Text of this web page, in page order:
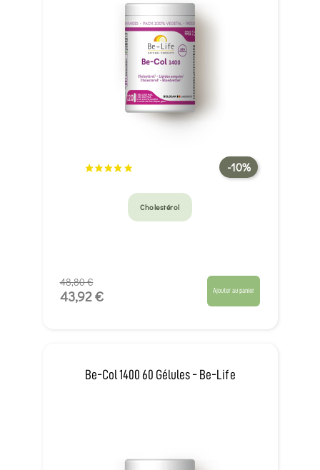
-10%
Cholestérol
48,80 €
43,92 € Ajouter au panier
Be-Col 1400 60 Gélules - Be-Life